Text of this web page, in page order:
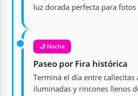
luz dorada perfecta para
🌙 Noche
Paseo por Fira histórica
Terminá el día entre callecitas
iluminadas y rincones llenos